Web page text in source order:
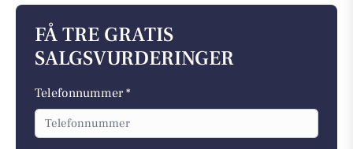
FÅ TRE GRATIS
SALGSVURDERINGER
Telefonnummer *